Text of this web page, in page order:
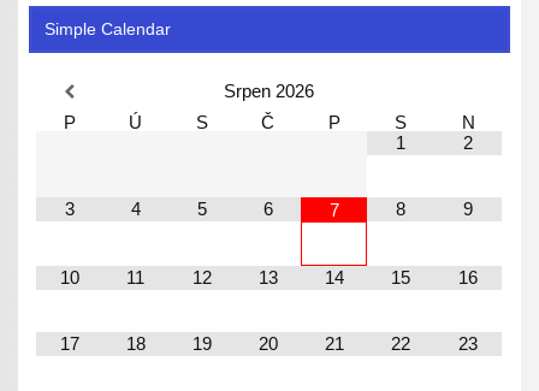
Simple Calendar
Srpen 2026
P
Ú S Č P S
N
1
2
3 4 5 6 7 8 9
10 11 12 13 14 15 16
17 18 19 20 21 22 23